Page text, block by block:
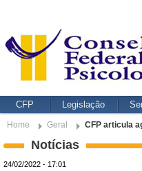
CFP Legislação
Home Geral CFP articula
Notícias
24/02/2022 - 17:01